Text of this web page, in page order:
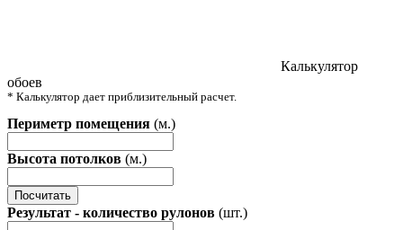
Калькулятор
обоев
* Калькулятор дает приблизительный расчет.
Периметр помещения (м.)
Высота потолков (м.)
Посчитать
Результат - количество рулонов (шт.)